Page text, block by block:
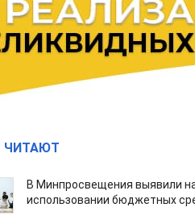
ЧИТАЮТ
В Минпросвещения выявили
использовании бюджетных